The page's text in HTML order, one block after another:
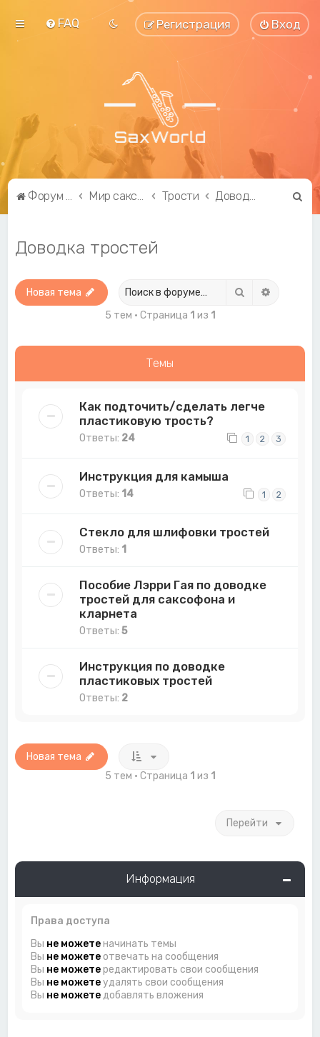
FAQ Вход
Регистрация
Форум саксофонистов SaxWorld.org Мир саксофона Трости Доводка тростей
Доводка тростей
Новая тема Поиск
5 тем • Страница 1 из 1
Темы
Как подточить/сделать легче
пластиковую трость?
Ответы: 24 1 2 3
Инструкция для камыша
Ответы: 14 1 2
Стекло для шлифовки тростей
Ответы: 1
Пособие Лэрри Гая по доводке
тростей для саксофона и
кларнета
Ответы:5
Инструкция по доводке
пластиковых тростей
Ответы: 2
Новая тема
5 тем • Страница 1 из 1
Перейти
Информация
Права доступа
Вы не можетеначинать темы
Вы не можетеотвечать на сообщения
Вы не можетередактировать свои сообщения
Вы не можетеудалять свои сообщения
Вы не можетедобавлять вложения